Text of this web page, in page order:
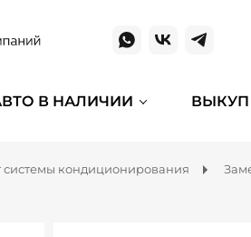
В НАЛИЧИИ ВЫКУП
системы кондиционирования